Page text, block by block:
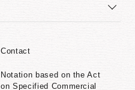
Contact
Notation based on the Act
on Specified Commercial